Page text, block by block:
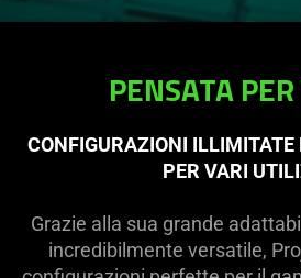
PENSATA
CONFIGURAZIONI
PER VARI
Grazie alla sua grande
incredibilmente versatile,